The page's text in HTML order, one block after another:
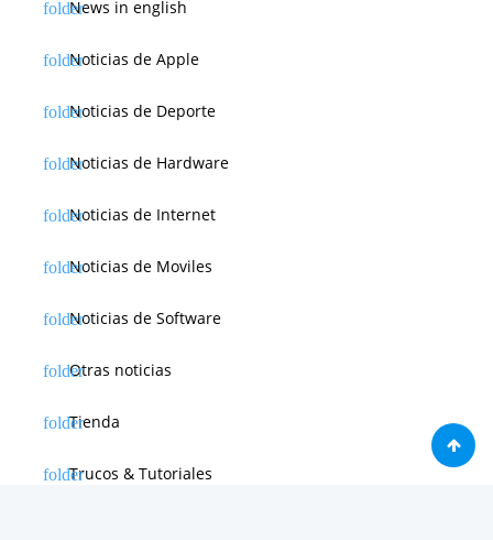
News in english
Noticias de Apple
Noticias de Deporte
Noticias de Hardware
Noticias de Internet
Noticias de Moviles
Noticias de Software
Otras noticias
Tienda
Trucos & Tutoriales